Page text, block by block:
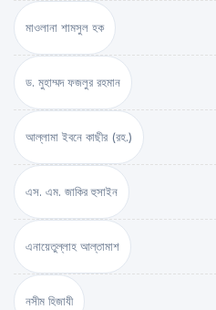
মাওলানা শামসুল হক
ড. মুহাম্মদ ফজলুর রহমান
আল্লামা ইবনে কাছীর (রহ.)
এস. এম. জাকির হুসাইন
এনায়েতুল্লাহ আল্‌তামাশ
নসীম হিজাযী